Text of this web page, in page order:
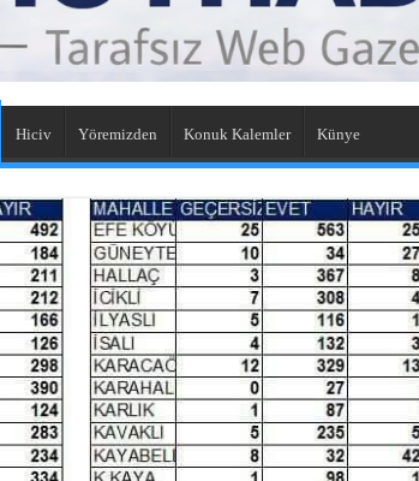
Hiciv Yöremizden Konuk Kalemler Künye